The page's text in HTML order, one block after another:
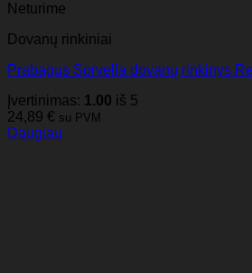
Neturime
Dovanų rinkiniai
Prabagus Sorvella dovanų rinkinys
Įvertinimas: 1.00 iš 5
24,89 € su PVM
Daugiau